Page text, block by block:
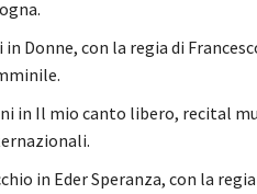
in Donne, con la regia di
in Il mio canto libero, recital
in Eder Speranza, con la